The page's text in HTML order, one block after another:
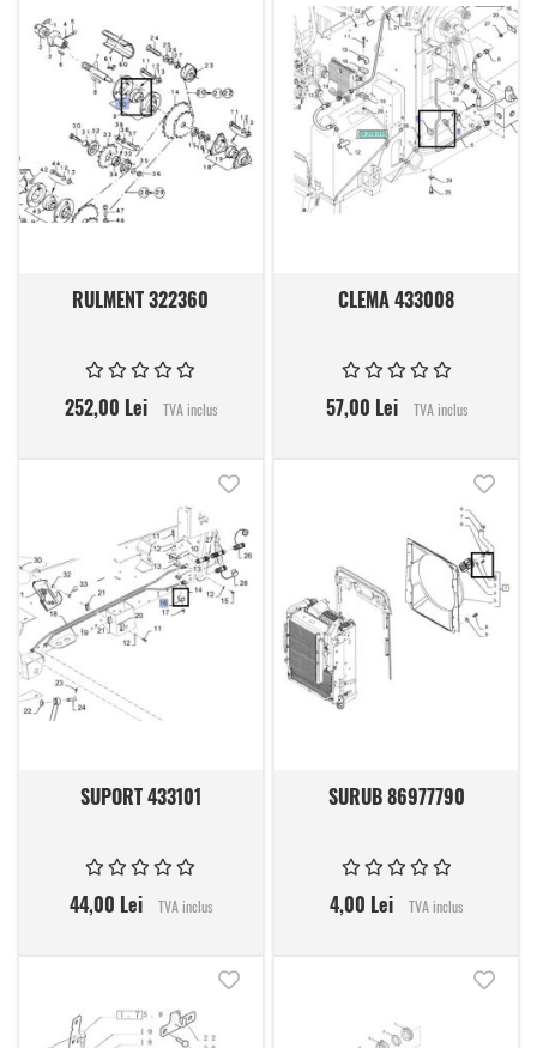
RULMENT 322360
252,00 Lei TVA inclus
CLEMA 433008
57,00 Lei TVA inclus
SUPORT 433101
44,00 Lei TVA inclus
SURUB 86977790
4,00 Lei TVA inclus